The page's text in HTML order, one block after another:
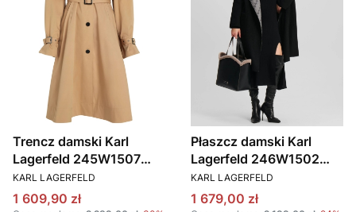
Trencz damski Karl
Lagerfeld 245W1507
beżowy
PRODUCENT
KARL LAGERFELD
Cena promocyjna
1 609,90 zł
Płaszcz damski Karl
Lagerfeld 246W1502
czarny monogram
PRODUCENT
KARL LAGERFELD
Cena promocyjna
1 679,00 zł